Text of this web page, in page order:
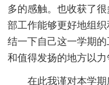
多的感触。也收获了
部工作能够更好地组
结一下自己这一学期
和值得发扬的地方以力
在此我谨对本学